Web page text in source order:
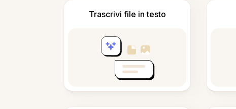
Trascrivi file in testo